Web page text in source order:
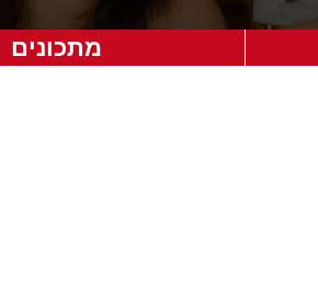
מתכונים